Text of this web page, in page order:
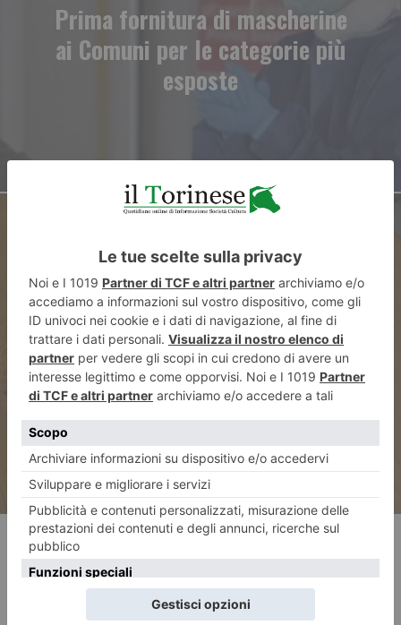
Prima fornitura di mascherine
ai Comuni per le categorie più
esposte
ARTICOLO SUCCESSIVO
Un dolce ringraziamento alla
Polizia
RECENTI: